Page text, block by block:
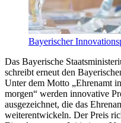
Bayerischer
Das Bayerische
schreibt erneut den
Unter dem Motto „Ehrenamt
morgen“ werden innovative
ausgezeichnet, die das
weiterentwickeln. Der Preis